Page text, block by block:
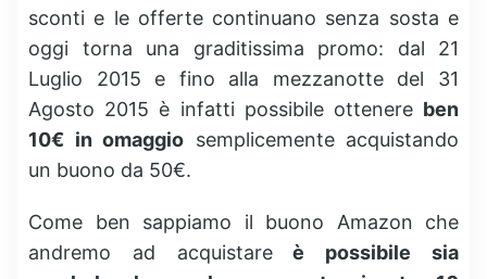
sconti e le offerte continuano senza sosta e
oggi torna una graditissima promo: dal 21
Luglio 2015 e fino alla mezzanotte del 31
Agosto 2015 è infatti possibile ottenere ben
10€ in omaggio semplicemente acquistando
un buono da 50€.
Come ben sappiamo il buono Amazon che
andremo ad acquistareè possibile sia